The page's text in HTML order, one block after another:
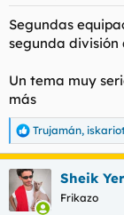
Segundas
segunda división
Un tema muy
más
R
e
a
c
c
i
Trujamán,
Sheik
Frikazo